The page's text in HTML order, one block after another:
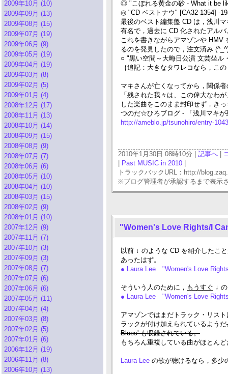
2009年10月 (10)
2009年09月 (13)
2009年08月 (15)
2009年07月 (19)
2009年06月 (9)
2009年05月 (19)
2009年04月 (19)
2009年03月 (8)
2009年02月 (5)
2009年01月 (4)
2008年12月 (17)
2008年11月 (13)
2008年10月 (14)
2008年09月 (15)
2008年08月 (9)
2008年07月 (7)
2008年06月 (6)
2008年05月 (10)
2008年04月 (10)
2008年03月 (15)
2008年02月 (9)
2008年01月 (10)
2007年12月 (9)
2007年11月 (7)
2007年10月 (3)
2007年09月 (3)
2007年08月 (7)
2007年07月 (6)
2007年06月 (6)
2007年05月 (11)
2007年04月 (4)
2007年03月 (8)
2007年02月 (5)
2007年01月 (6)
2006年12月 (19)
2006年11月 (8)
2006年10月 (13)
◎ "こぼれる黄金の砂 - What it be
◎ "CD ベストナウ" [CA32-1354] -
最後のベスト編集盤 CD は，浅川
有名で，過去に CD 化されたアル
これを書きながらアマゾンや HMV
るのを発見したので，注文済み
○ "黒い空間～大晦日公演 文芸坐ル
｛追記：大きなタワレコなら，こ
マキさんが亡くなってから，関係
「残された我々は、この偉大なわ
した楽曲をこのまま封印せず，き
つのだ☆ひろブログ - 「浅川マキが
http://ameblo.jp/tsunohiro/entry-
2010年1月30日 08時10分 | 記事へ
Past MUSIC in 2010
トラックバックURL：http://
※ブログ管理者が承認するまで表示
"Women's Love Rights/I
以前 ↓ のような CD を紹介したこ
あったはず。
● Laura Lee "Women's Love
そういう人のために， もうすぐ ↓
● Laura Lee "Women's Love
アマゾンではまだトラック・リス
ラックが付け加えられているようだ
Blues' も収録されている。
もちろん重複している曲がほとん
Laura Lee の歌が聴けるなら，多少